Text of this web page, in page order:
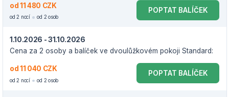
od 11 480 CZK
od 2 nocí od 2 osob
POPTAT BALÍČEK
1.10.2026 - 31.10.2026
Cena za 2 osoby a balíček ve dvoulůžkovém pokoji Standard:
od 11 040 CZK
od 2 nocí od 2 osob
POPTAT BALÍČEK